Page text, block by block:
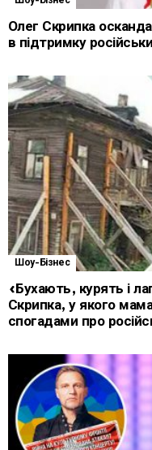
Олег Скрипка
в підтримку
Шоу-Бізнес
«Бухають, курять і
Скрипка, у якого
спогадами про